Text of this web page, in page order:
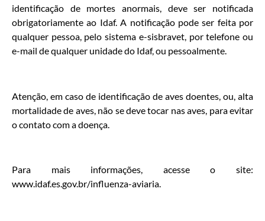
identificação de mortes anormais, deve ser notificada
obrigatoriamente ao Idaf. A notificação pode ser feita por
qualquer pessoa, pelo sistema e-sisbravet, por telefone ou
e-mail de qualquer unidade do Idaf, ou pessoalmente.
Atenção, em caso de identificação de aves doentes, ou, alta
mortalidade de aves, não se deve tocar nas aves, para evitar
o contato com a doença.
Para mais informações, acesse o site:
www.idaf.es.gov.br/influenza-aviaria.